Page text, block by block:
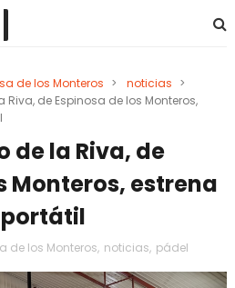
de los Monteros > noticias >
Riva, de Espinosa de los Monteros,
de la Riva, de
Monteros, estrena
de los Monteros, noticias, pádel